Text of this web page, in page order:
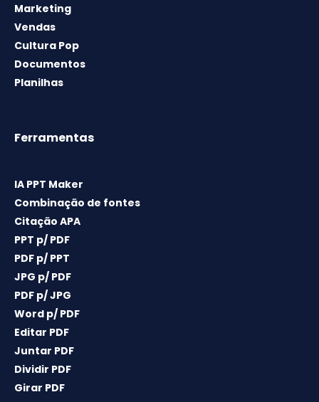
Marketing
Vendas
Cultura Pop
Documentos
Planilhas
Ferramentas
IA PPT Maker
Combinação de fontes
Citação APA
PPT p/ PDF
PDF p/ PPT
JPG p/ PDF
PDF p/ JPG
Word p/ PDF
Editar PDF
Juntar PDF
Dividir PDF
Girar PDF